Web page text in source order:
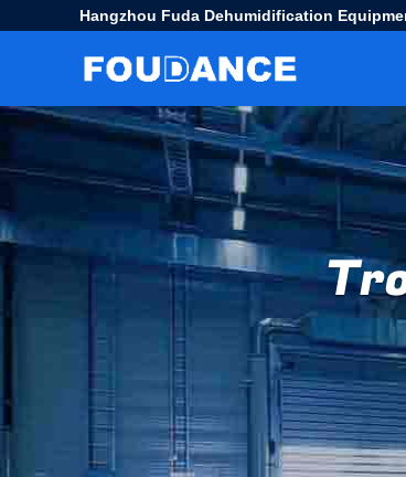
Hangzhou Fuda Dehumidification